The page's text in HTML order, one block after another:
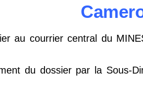
au courrier central du
du dossier par la Sous-